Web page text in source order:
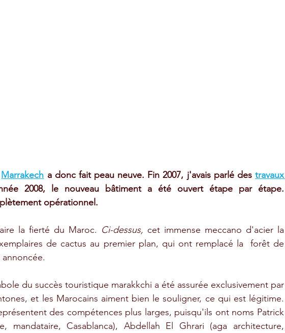
Marrakech a donc fait peau neuve. Fin 2007, j'avais parlé des travaux
2008, le nouveau bâtiment a été ouvert étape par étape.
opérationnel.
la fierté du Maroc. Ci-dessus, cet immense meccano d'acier la
de cactus au premier plan, qui ont remplacé la  forêt de
du succès touristique marakkchi a été assurée exclusivement par
et les Marocains aiment bien le souligner, ce qui est légitime.
des compétences plus larges, puisqu'ils ont noms Patrick
mandataire, Casablanca), Abdellah El Ghrari (aga architecture,